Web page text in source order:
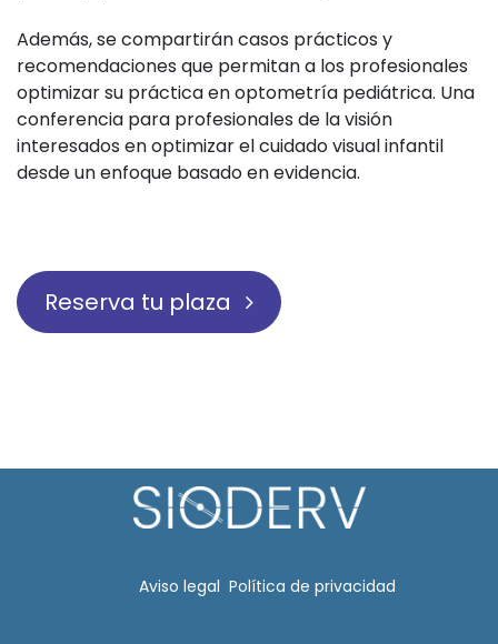
Además, se compartirán casos prácticos y
recomendaciones que permitan a los profesionales
optimizar su práctica en optometría pediátrica. Una
conferencia para profesionales de la visión
interesados en optimizar el cuidado visual infantil
desde un enfoque basado en evidencia.
Reserva tu plaza
Aviso legal​ Política de privacidad